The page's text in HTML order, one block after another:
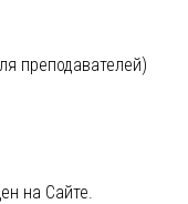
преподавателей)
на Сайте.